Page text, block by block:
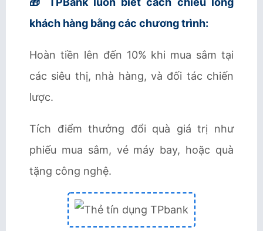
khách hàng bằng các chương trình:
Hoàn tiền lên đến 10% khi mua sắm tại
các siêu thị, nhà hàng, và đối tác chiến
lược.
Tích điểm thưởng đổi quà giá trị như
phiếu mua sắm, vé máy bay, hoặc quà
tặng công nghệ.